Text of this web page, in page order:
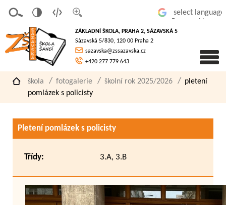
písmo
á
verze
pro
slaboz
raké
ZÁKLADNÍ ŠKOLA, PRAHA 2, SÁZAVSKÁ 5
Sázavská 5/830, 120 00 Praha 2
sazavska@zssazavska.cz
+420 277 779 643
škola fotogalerie školní rok 2025/2026
pletení
pomlázek s policisty
Pletení pomlázek s policisty
Třídy: 3.A, 3.B